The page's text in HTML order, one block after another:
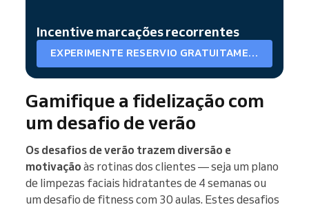
Incentive marcações recorrentes
EXPERIMENTE RESERVIO GRATUITAMENTE
Gamifique a fidelização com
um desafio de verão
Os desafios de verão trazem diversão e
motivação às rotinas dos clientes — seja um plano
de limpezas faciais hidratantes de 4 semanas ou
um desafio de fitness com 30 aulas. Estes desafios